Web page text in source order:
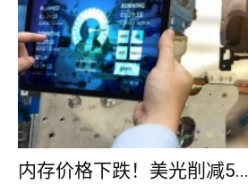
内存价格下跌！美光削减5...